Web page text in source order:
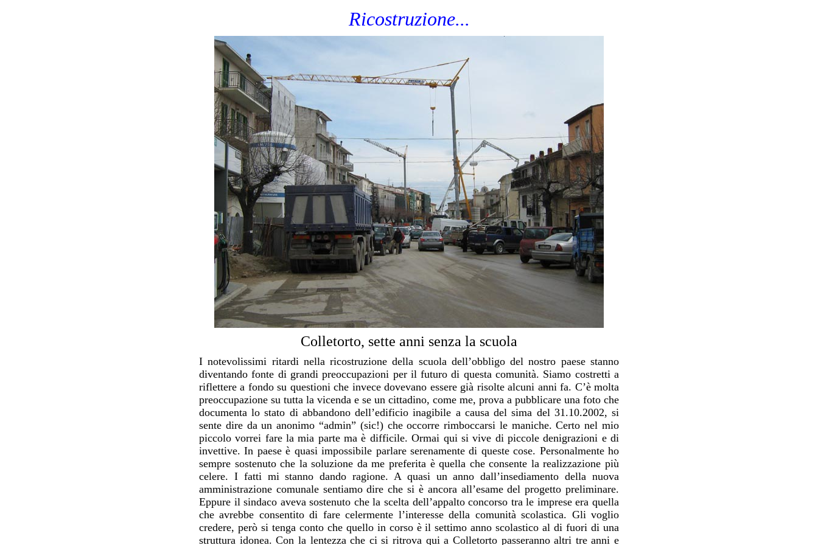
Ricostruzione...
Colletorto, sette anni senza la scuola
I notevolissimi ritardi nella ricostruzione della scuola dell’obbligo del nostro paese stanno
diventando fonte di grandi preoccupazioni per il futuro di questa comunità. Siamo costretti a
riflettere a fondo su questioni che invece dovevano essere già risolte alcuni anni fa. C’è molta
preoccupazione su tutta la vicenda e se un cittadino, come me, prova a pubblicare una foto che
documenta lo stato di abbandono dell’edificio inagibile a causa del sima del 31.10.2002, si
sente dire da un anonimo “admin” (sic!) che occorre rimboccarsi le maniche. Certo nel mio
piccolo vorrei fare la mia parte ma è difficile. Ormai qui si vive di piccole denigrazioni e di
invettive. In paese è quasi impossibile parlare serenamente di queste cose. Personalmente ho
sempre sostenuto che la soluzione da me preferita è quella che consente la realizzazione più
celere. I fatti mi stanno dando ragione. A quasi un anno dall’insediamento della nuova
amministrazione comunale sentiamo dire che si è ancora all’esame del progetto preliminare.
Eppure il sindaco aveva sostenuto che la scelta dell’appalto concorso tra le imprese era quella
che avrebbe consentito di fare celermente l’interesse della comunità scolastica. Gli voglio
credere, però si tenga conto che quello in corso è il settimo anno scolastico al di fuori di una
struttura idonea. Con la lentezza che ci si ritrova qui a Colletorto passeranno altri tre anni e